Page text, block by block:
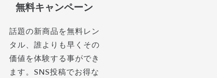
無料キャンペーン
話題の新商品を無料レン
タル、誰よりも早くその
価値を体験する事ができ
ます。SNS投稿でお得な